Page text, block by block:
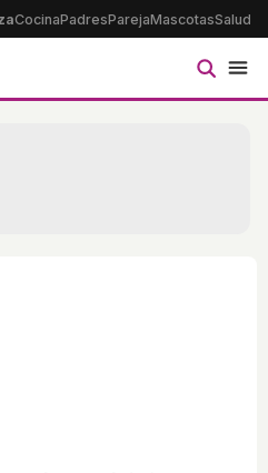
CocinaPadresParejaMascotasSalud